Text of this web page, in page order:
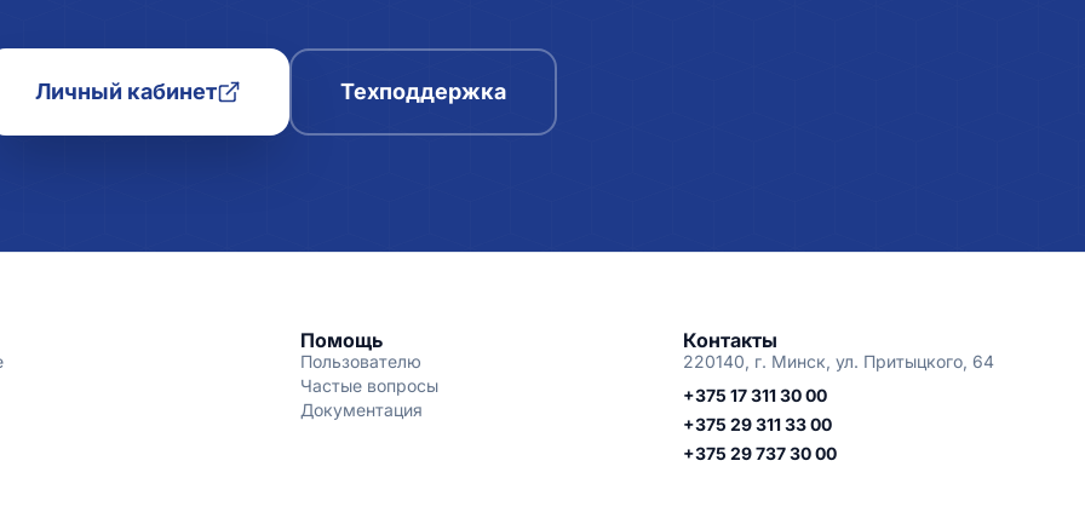
Личный кабинет Техподдержка
Помощь
Пользователю
Частые вопросы
Документация
Контакты
220140, г. Минск, ул. Притыцкого, 64
+375 17 311 30 00
+375 29 311 33 00
+375 29 737 30 00